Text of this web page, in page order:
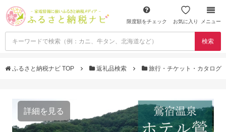
限度額をチェック お気に入り メニュー
検索
ふるさと納税ナビ TOP 返礼品検索 旅行・チケット・カタログ
詳細を見る